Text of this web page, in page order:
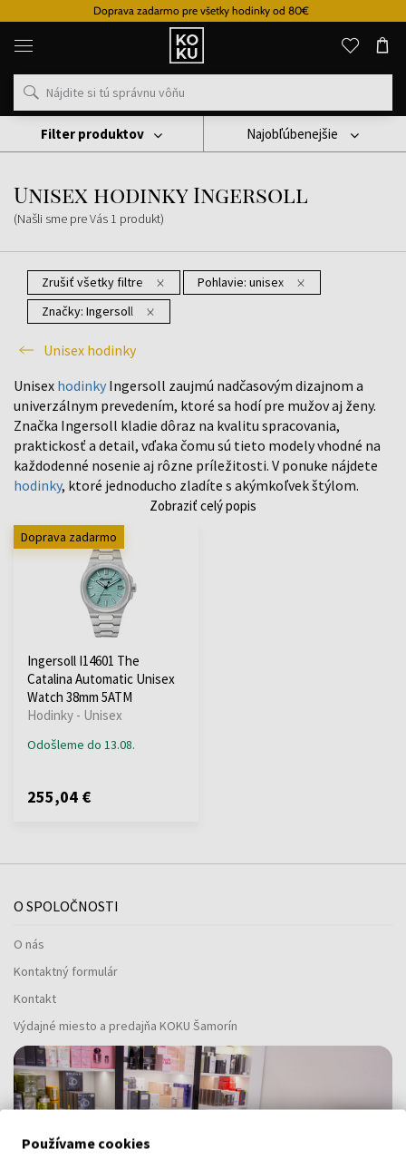
Doprava zadarmo pre všetky hodinky od 80€
Originálne
parfémy
hodinky
na
mieste
Hodinky
Unisex Hodinky Unisex Hodinky Ingersoll
Unisex hodinky Ingersoll
(Našli sme pre Vás 1 produkt)
Najobľúbenejšie
Zrušiť všetky filtre Pohlavie: unisex
Značky: Ingersoll
Unisex hodinky
Filter produktov
Unisex hodinky Ingersoll zaujmú nadčasovým dizajnom a
univerzálnym prevedením, ktoré sa hodí pre mužov aj ženy.
Značka Ingersoll kladie dôraz na kvalitu spracovania,
praktickosť a detail, vďaka čomu sú tieto modely vhodné na
každodenné nosenie aj rôzne príležitosti. V ponuke nájdete
hodinky, ktoré jednoducho zladíte s akýmkoľvek štýlom.
Zobraziť celý popis
Doprava zadarmo
Ingersoll I14601 The
Catalina Automatic Unisex
Watch 38mm 5ATM
Hodinky - Unisex
Odošleme do 13.08.
255,04 €
O SPOLOČNOSTI
O nás
Kontaktný formulár
Kontakt
Výdajné miesto a predajňa KOKU Šamorín
Používame cookies